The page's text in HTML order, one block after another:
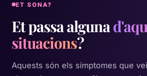
ET SONA?
Et passa alguna
situacions?
Aquests són els símptomes que